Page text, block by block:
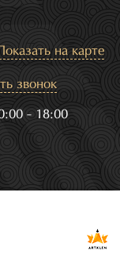
на карте
звонок
- 18:00